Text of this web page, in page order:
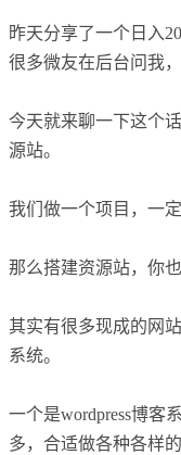
昨天分享了一个日入
很多微友在后台问我
今天就来聊一下这个
源站。
我们做一个项目，一
那么搭建资源站，你
其实有很多现成的网
系统。
一个是wordpress博客
多，合适做各种各样的